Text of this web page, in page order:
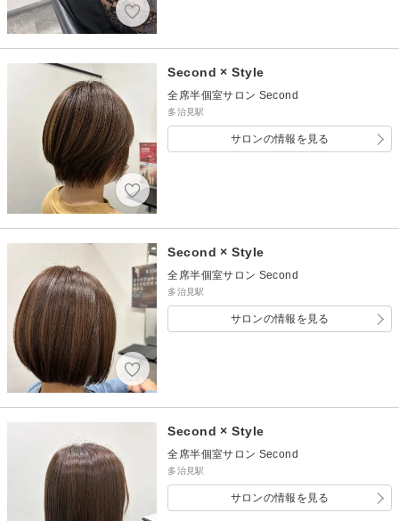
Second × Style
全席半個室サロン Second
多治見駅
サロンの情報を見る
Second × Style
全席半個室サロン Second
多治見駅
サロンの情報を見る
Second × Style
全席半個室サロン Second
多治見駅
サロンの情報を見る